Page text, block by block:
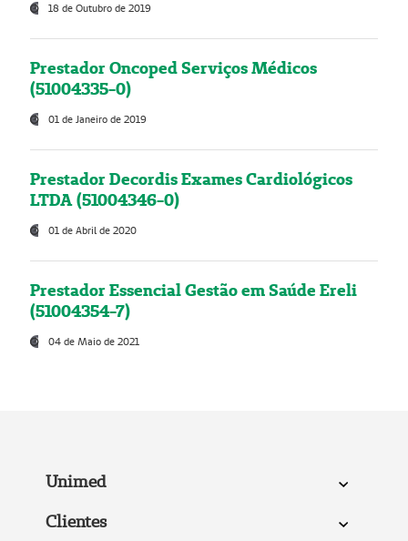
18 de Outubro de 2019
Prestador Oncoped Serviços Médicos
(51004335-0)
01 de Janeiro de 2019
Prestador Decordis Exames Cardiológicos
LTDA (51004346-0)
01 de Abril de 2020
Prestador Essencial Gestão em Saúde Ereli
(51004354-7)
04 de Maio de 2021
Unimed
Clientes